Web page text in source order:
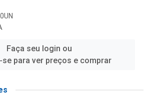
Faça seu login ou
se para ver preços e comprar